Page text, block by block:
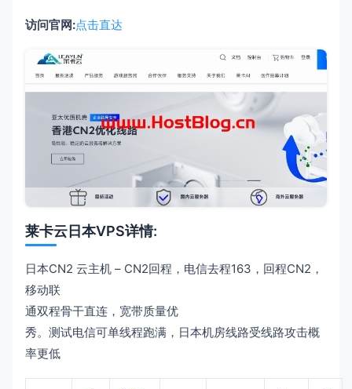
访问官网:点击直达
莱卡云日本VPS详情:
日本CN2 云主机 – CN2回程，电信去程163，回程CN2，
移动联
通双程骨干直连，宽带质量优
秀。测试电信可单线程跑满，日本机房线路受线路攻击概
率更低